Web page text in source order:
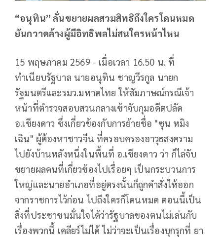
“อนุทิน” ลั่นขยายผลสวมสิทธิถึงใครโดนหมด
ยันกวาดล้างผู้มีอิทธิพลไม่สนใครหน้าไหน
15 พฤษภาคม 2569 - เมื่อเวลา 16.50 น. ที่
ทำเนียบรัฐบาล นายอนุทิน ชาญวีรกูล นายก
รัฐมนตรีและรมว.มหาดไทย ให้สัมภาษณ์กรณีเจ้า
หน้าที่ตำรวจสอบสวนกลางเข้าจับกุมอดีตปลัด
อ.เชียงดาว ซึ่งเกี่ยวข้องกับการย้ายชื่อ "ซุน หมิง
เฉิน" ผู้ต้องหาชาวจีน ที่ครอบครองอาวุธสงคราม
ไปยังบ้านหลังหนึ่งในพื้นที่ อ.เชียงดาว ว่า ก็ไล่จับ
ขยายผลคนที่เกี่ยวข้องไปเรื่อยๆ เป็นกระบวนการ
ใหญ่และนายอำเภอที่อยู่ตรงนั้นก็ถูกคำสั่งให้ออก
จากราชการไว้ก่อน ไปถึงใครก็โดนหมด ตอนนี้เป็น
สิ่งที่ประชาชนมั่นใจได้ว่ารัฐบาลของตนไม่เล่นกับ
เรื่องพวกนี้ เคลียร์ไม่ได้ ไม่ว่าจะเป็นเรื่องบุกรุกที่ ยา